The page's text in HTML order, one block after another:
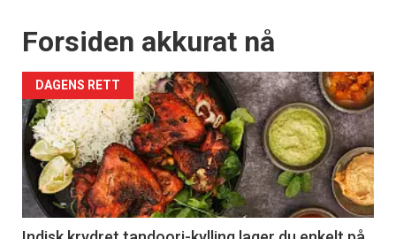
Forsiden akkurat nå
DAGENS RETT